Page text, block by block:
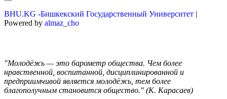
BHU.KG -Бишкекский Государственный Университет |
Powered by almaz_cho
"Молодёжь — это барометр общества. Чем более
нравственной, воспитанной, дисциплинированной и
предприимчивой является молодёжь, тем более
благополучным становится общество." (К. Карасаев)